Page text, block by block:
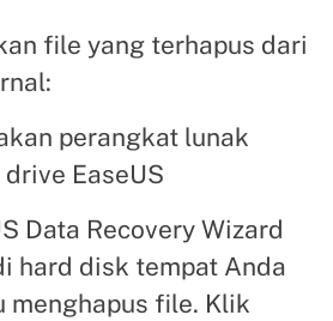
file yang terhapus dari
perangkat lunak
EaseUS
Data Recovery Wizard
hard disk tempat Anda
menghapus file. Klik